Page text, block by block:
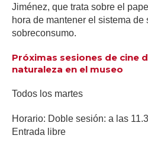
Jiménez, que trata sobre el
hora de mantener el sistema
sobreconsumo.
Próximas sesiones de cine
naturaleza en el museo
Todos los martes
Horario: Doble sesión: a las
Entrada libre